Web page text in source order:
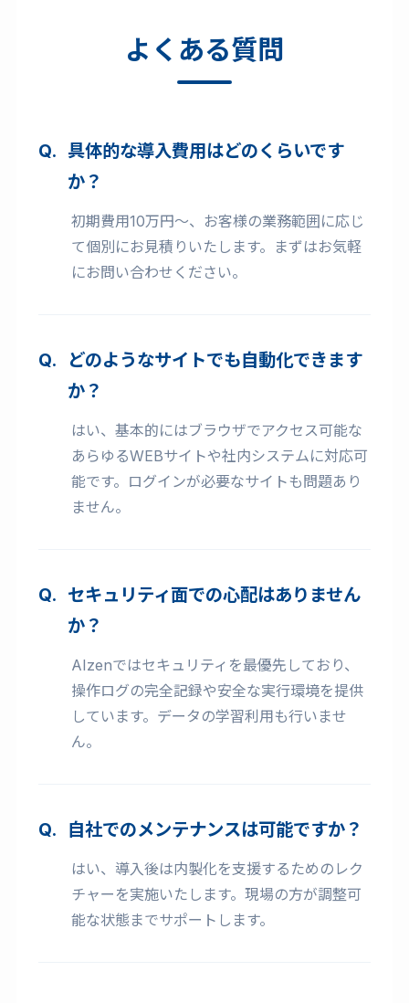
よくある質問
具体的な導入費用はどのくらいです
か？
初期費用10万円〜、お客様の業務範囲に応じ
て個別にお見積りいたします。まずはお気軽
にお問い合わせください。
どのようなサイトでも自動化できます
か？
はい、基本的にはブラウザでアクセス可能な
あらゆるWEBサイトや社内システムに対応可
能です。ログインが必要なサイトも問題あり
ません。
セキュリティ面での心配はありません
か？
AIzenではセキュリティを最優先しており、
操作ログの完全記録や安全な実行環境を提供
しています。データの学習利用も行いませ
ん。
自社でのメンテナンスは可能ですか？
はい、導入後は内製化を支援するためのレク
チャーを実施いたします。現場の方が調整可
能な状態までサポートします。